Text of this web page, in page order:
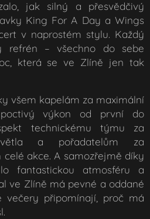
jak silný a přesvědčivý
King For A Day a Wings
v naprostém stylu. Každý
refrén – všechno do sebe
která se ve Zlíně jen tak
všem kapelám za maximální
výkon od první do
technickému týmu za
a pořadatelům za
akce. A samozřejmě díky
fantastickou atmosféru a
ve Zlíně má pevné a oddané
večery připomínají, proč má